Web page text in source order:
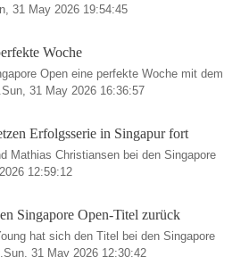
31 May 2026 19:54:45
Woche
Open eine perfekte Woche mit dem
31 May 2026 16:36:57
Erfolgsserie in Singapur fort
Mathias Christiansen bei den Singapore
12:59:12
Singapore Open-Titel zurück
hat sich den Titel bei den Singapore
31 May 2026 12:30:42